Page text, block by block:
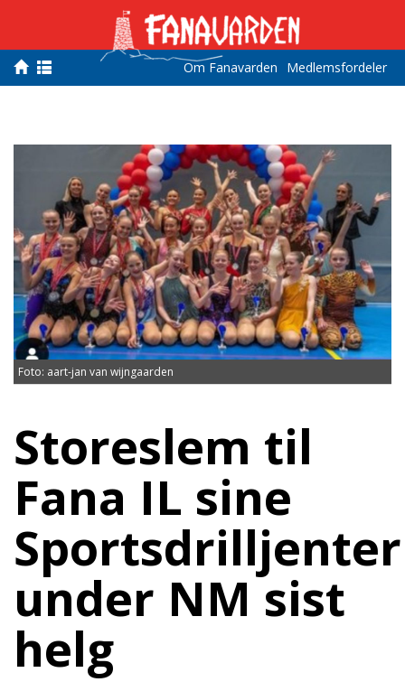
Om Fanavarden Medlemsfordeler
Foto: aart-jan van wijngaarden
Storeslem til
Fana IL sine
Sportsdrilljenter
under NM sist
helg